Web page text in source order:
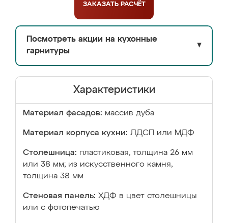
ЗАКАЗАТЬ РАСЧЁТ
Посмотреть акции на кухонные
гарнитуры
▼
Характеристики
Материал фасадов: массив дуба
Материал корпуса кухни: ЛДСП или МДФ
Столешница: пластиковая, толщина 26 мм
или 38 мм; из искусственного камня,
толщина 38 мм
Стеновая панель: ХДФ в цвет столешницы
или с фотопечатью